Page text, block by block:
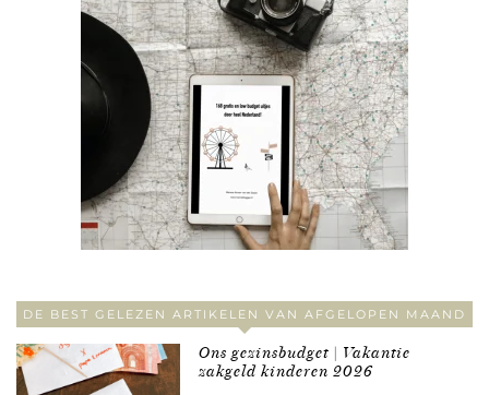
DE BEST GELEZEN ARTIKELEN VAN AFGELOPEN MAAND
Ons gezinsbudget | Vakantie
zakgeld kinderen 2026